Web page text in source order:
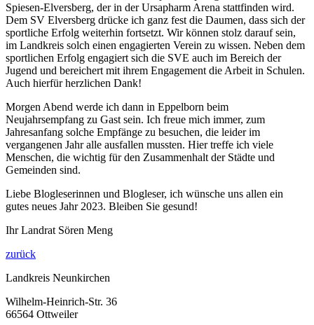
Spiesen-Elversberg, der in der Ursapharm Arena stattfinden wird.
Dem SV Elversberg drücke ich ganz fest die Daumen, dass sich der
sportliche Erfolg weiterhin fortsetzt. Wir können stolz darauf sein,
im Landkreis solch einen engagierten Verein zu wissen. Neben dem
sportlichen Erfolg engagiert sich die SVE auch im Bereich der
Jugend und bereichert mit ihrem Engagement die Arbeit in Schulen.
Auch hierfür herzlichen Dank!
Morgen Abend werde ich dann in Eppelborn beim
Neujahrsempfang zu Gast sein. Ich freue mich immer, zum
Jahresanfang solche Empfänge zu besuchen, die leider im
vergangenen Jahr alle ausfallen mussten. Hier treffe ich viele
Menschen, die wichtig für den Zusammenhalt der Städte und
Gemeinden sind.
Liebe Blogleserinnen und Blogleser, ich wünsche uns allen ein
gutes neues Jahr 2023. Bleiben Sie gesund!
Ihr Landrat Sören Meng
zurück
Landkreis Neunkirchen
Wilhelm-Heinrich-Str. 36
66564 Ottweiler